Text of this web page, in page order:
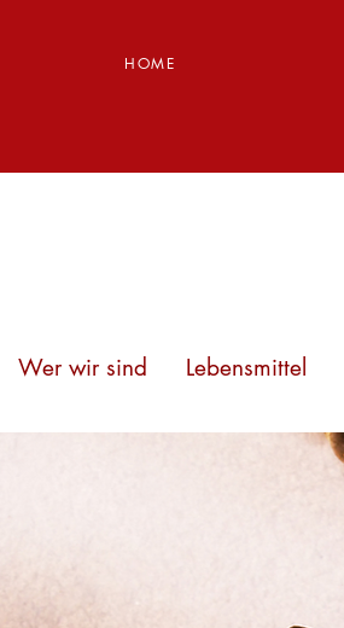
HOME
Wer wir sind Lebensmittel